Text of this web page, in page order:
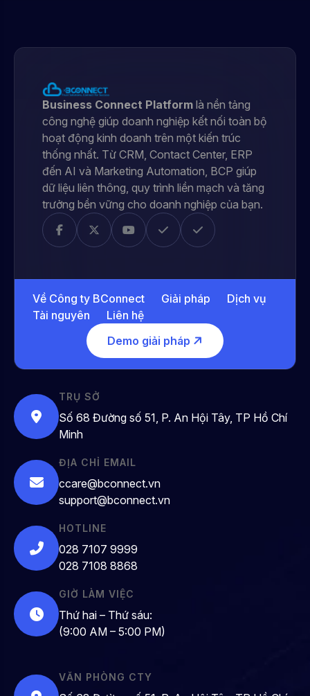
Business Connect Platform là nền tảng
công nghệ giúp doanh nghiệp kết nối toàn bộ
hoạt động kinh doanh trên một kiến trúc
thống nhất. Từ CRM, Contact Center, ERP
đến AI và Marketing Automation, BCP giúp
dữ liệu liên thông, quy trình liền mạch và tăng
trưởng bền vững cho doanh nghiệp của bạn.
Về Công ty BConnect Giải pháp
Dịch vụ
Tài nguyên
Liên hệ
Demo giải pháp
TRỤ SỞ
Số 68 Đường số 51, P. An Hội Tây, TP Hồ Chí
Minh
ĐỊA CHỈ EMAIL
ccare@bconnect.vn
support@bconnect.vn
HOTLINE
028 7107 9999
028 7108 8868
GIỜ LÀM VIỆC
Thứ hai – Thứ sáu:
(9:00 AM – 5:00 PM)
VĂN PHÒNG CTY